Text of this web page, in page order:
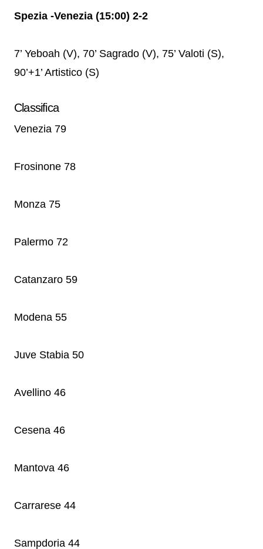
Spezia -Venezia (15:00) 2-2
7’ Yeboah (V), 70’ Sagrado (V), 75’ Valoti (S),
90’+1’ Artistico (S)
Classifica
Venezia 79
Frosinone 78
Monza 75
Palermo 72
Catanzaro 59
Modena 55
Juve Stabia 50
Avellino 46
Cesena 46
Mantova 46
Carrarese 44
Sampdoria 44